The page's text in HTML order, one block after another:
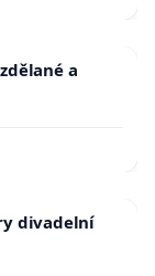
a
divadelní